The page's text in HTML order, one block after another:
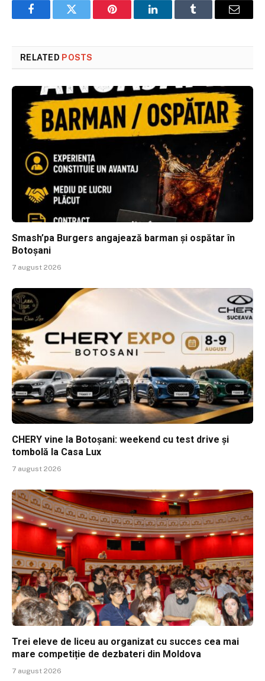
FacebookTwitter Pinterest LinkedInTumblr Email
RELATED POSTS
Smash’pa Burgers angajează barman și ospătar în
Botoșani
7 august 2026
CHERY vine la Botoșani: weekend cu test drive și
tombolă la Casa Lux
7 august 2026
Trei eleve de liceu au organizat cu succes cea mai
mare competiție de dezbateri din Moldova
7 august 2026